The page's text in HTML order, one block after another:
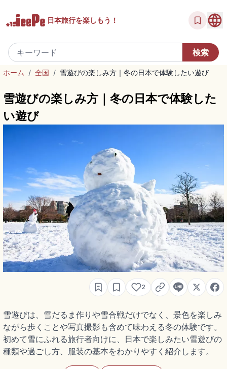
日本旅行を楽しもう！
ホーム / 全国 / 雪遊びの楽しみ方｜冬の日本で体験したい遊び
雪遊びの楽しみ方｜冬の日本で体験した
い遊び
2
雪遊びは、雪だるま作りや雪合戦だけでなく、景色を楽しみ
ながら歩くことや写真撮影も含めて味わえる冬の体験です。
初めて雪にふれる旅行者向けに、日本で楽しみたい雪遊びの
種類や過ごし方、服装の基本をわかりやすく紹介します。